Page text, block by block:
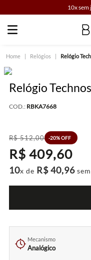
10x
Faça sua busca
Relógios Relógio
Relógio
COD.: RBKA7668
R$ 512,00 -20%OFF
R$ 409,60
10x de R$40,96
Mecanismo
Analógico